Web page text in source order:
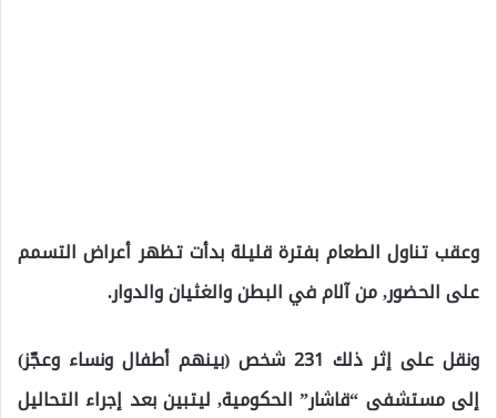
وعقب تناول الطعام بفترة قليلة بدأت تظهر أعراض التسمم
على الحضور, من آلام في البطن والغثيان والدوار.
ونقل على إثر ذلك 231 شخص (بينهم أطفال ونساء وعجّز)
إلى مستشفى “قاشار” الحكومية, ليتبين بعد إجراء التحاليل